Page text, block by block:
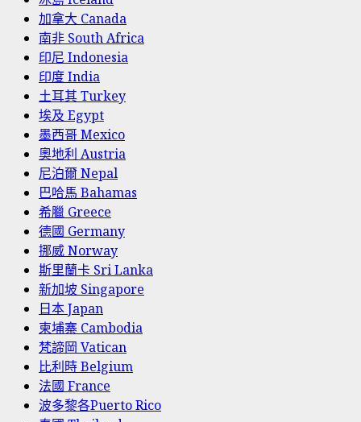
加拿大 Canada
南非 South Africa
印尼 Indonesia
印度 India
土耳其 Turkey
埃及 Egypt
墨西哥 Mexico
奧地利 Austria
尼泊爾 Nepal
巴哈馬 Bahamas
希臘 Greece
德國 Germany
挪威 Norway
斯里蘭卡 Sri Lanka
新加坡 Singapore
日本 Japan
柬埔寨 Cambodia
梵諦岡 Vatican
比利時 Belgium
法國 France
波多黎各Puerto Rico